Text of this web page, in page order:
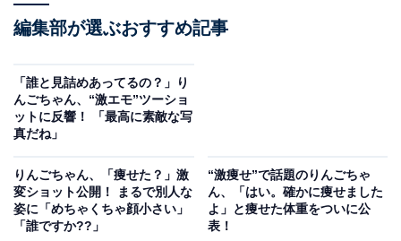
編集部が選ぶおすすめ記事
「誰と見詰めあってるの？」り
んごちゃん、“激エモ”ツーショ
ットに反響！ 「最高に素敵な写
真だね」
りんごちゃん、「痩せた？」激
変ショット公開！ まるで別人な
姿に「めちゃくちゃ顔小さい」
「誰ですか??」
“激痩せ”で話題のりんごちゃ
ん、「はい。確かに痩せました
よ」と痩せた体重をついに公
表！